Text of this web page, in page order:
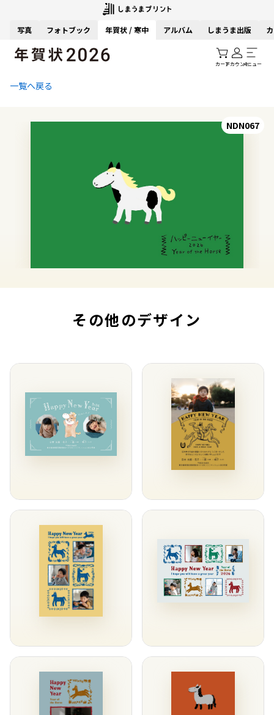
写真 フォトブック 年賀状 / 寒中 アルバム しまうま出版
カートアカウントメニュー
一覧へ戻る
NDN067
その他のデザイン